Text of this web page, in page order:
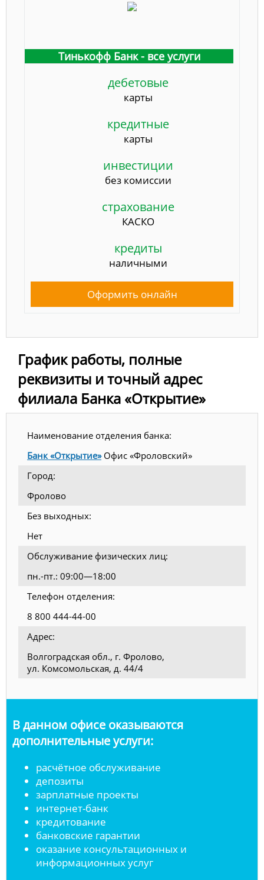
Тинькофф Банк - все услуги
дебетовые
карты
кредитные
карты
инвестиции
без комиссии
страхование
КАСКО
кредиты
наличными
Оформить онлайн
График работы, полные
реквизиты и точный адрес
филиала Банка «Открытие»
Наименование отделения банка:
Банк «Открытие»Офис «Фроловский»
Город:
Фролово
Без выходных:
Нет
Обслуживание физических лиц:
пн.-пт.: 09:00—18:00
Телефон отделения:
8 800 444-44-00
Адрес:
Волгоградская обл., г. Фролово,
ул. Комсомольская, д. 44/4
В данном офисе оказываются
дополнительные услуги:
расчётное обслуживание
депозиты
зарплатные проекты
интернет-банк
кредитование
банковские гарантии
оказание консультационных и
информационных услуг